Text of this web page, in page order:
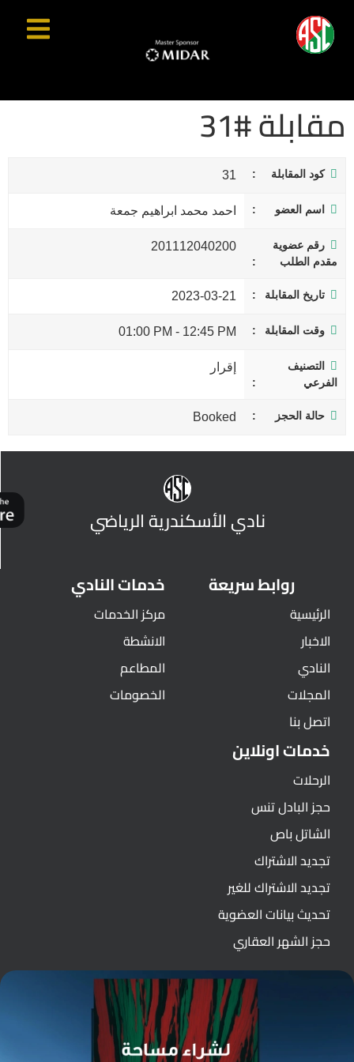
مقابلة #31
كود المقابلة 31
اسم العضو احمد محمد ابراهيم جمعة
رقم عضوية
مقدم الطلب
201112040200
تاريخ المقابلة 2023-03-21
وقت المقابلة 12:45 PM
-
01:00 PM
التصنيف
الفرعي
إقرار
حالة الحجز Booked
نادي الأسكندرية الرياضي
روابط سريعة
الرئيسية
الاخبار
النادي
المجلات
اتصل بنا
خدمات النادي
مركز الخدمات
الانشطة
المطاعم
الخصومات
خدمات اونلاين
الرحلات
حجز البادل تنس
الشاتل باص
تجديد الاشتراك
تجديد الاشتراك للغير
تحديث بيانات العضوية
حجز الشهر العقاري